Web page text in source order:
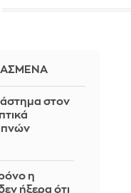
στον
η
ήξερα ότι